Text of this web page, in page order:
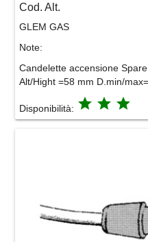
Cod. Alt.
GLEM GAS
Note:
Candelette accensione
Alt/Hight =58 mm D.min/
Disponibilità: grade grade grade